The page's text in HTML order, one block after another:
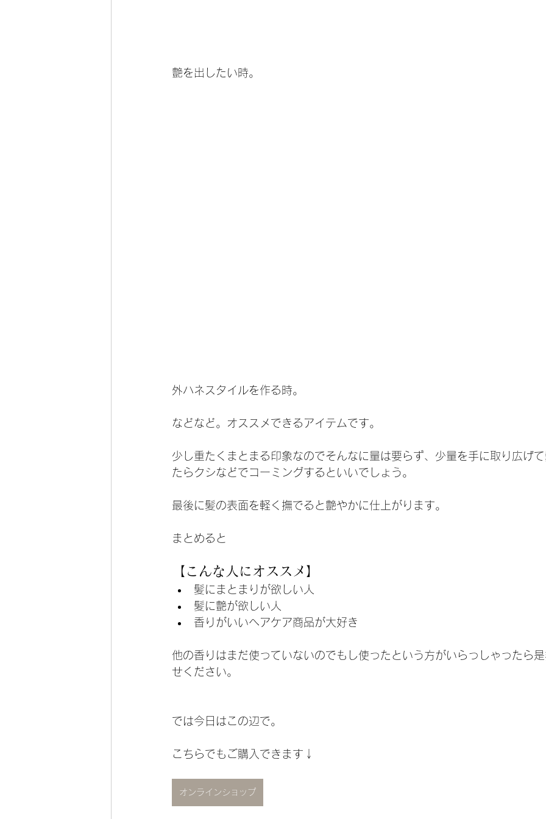
艶を出したい時。
外ハネスタイルを作る時。
などなど。オススメできるアイテムです。
少し重たくまとまる印象なのでそんなに量は要らず、少量を手に取り広げ
たらクシなどでコーミングするといいでしょう。
最後に髪の表面を軽く撫でると艶やかに仕上がります。
まとめると
【こんな人にオススメ】
髪にまとまりが欲しい人
髪に艶が欲しい人
香りがいいヘアケア商品が大好き
他の香りはまだ使っていないのでもし使ったという方がいらっしゃったら
せください。
では今日はこの辺で。
こちらでもご購入できます↓
オンラインショップ